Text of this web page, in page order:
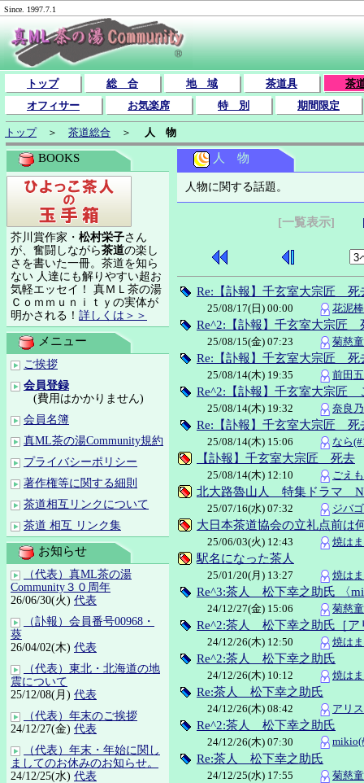
Since. 1997.7.1
トップ 総 合 地 域 茶道具
茶
オフィサー
お気楽席 特 別 期間限定
トップ＞ 茶道総合 ＞ 人 物
人 物
人物に関する話題。
[一覧表示]
Re:【訃報】千玄室大宗匠 死
25/08/17(日) 00:00 花泥
Re^2:【訃報】千玄室大宗匠
25/08/15(金) 07:23 菊慈
Re:【訃報】千玄室大宗匠 死
25/08/14(木) 19:35 前田
Re^2:【訃報】千玄室大宗匠
25/08/14(木) 19:32 奈良
Re:【訃報】千玄室大宗匠 死
25/08/14(木) 15:06 なら
【訃報】千玄室大宗匠 死去
25/08/14(木) 12:10 ごえ
北大路魯山人 特集ドラマ
25/07/16(水) 07:32 ジバ
大日本茶道協会の立礼点前は
25/06/03(火) 12:43 焼は
駅名になった茶人
25/01/20(月) 13:27 焼は
Re^3:茶人 松下幸之助氏 〈
24/12/27(金) 15:06 菊慈
Re^2:茶人 松下幸之助氏［ア
24/12/26(木) 12:50 焼は
Re^2:茶人 松下幸之助氏
24/12/26(木) 10:12 焼は
Re:茶人 松下幸之助氏
24/12/26(木) 08:42 アリ
Re^2:茶人 松下幸之助氏
24/12/26(木) 07:30
Re:茶人 松下幸之助氏
24/12/25(水) 17:55 菊慈
BOOKS
芥川賞作家・ 松村栄子さん
が、奮闘しながら茶道の楽し
さを書いた一冊。茶道を知ら
ない 人達にも解りやすい超お
気軽エッセイ！ 真ＭＬ茶の湯
Ｃｏｍｍｕｎｉｔｙの実体が
明かされる！ 詳しくは＞＞
メニュー
ご挨拶
会員登録
(費用はかかりません)
会員名簿
真ML茶の湯Community規約
プライバシーポリシー
著作権等に関する細則
茶道相互リンクについて
茶道 相互 リンク集
お知らせ
（代表）真ML茶の湯
Community３０周年
26/06/30(火) 代表
（訃報）会員番号00968・
葵
26/04/02(木) 代表
（代表）東北・北海道の地
震について
25/12/08(月) 代表
（代表）年末のご挨拶
24/12/27(金) 代表
（代表）年末・年始に関し
ましてのお休みのお知らせ。
24/12/25(水) 代表